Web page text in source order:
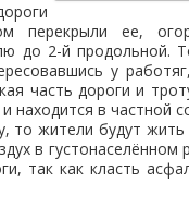
перекрыли ее,
до 2-й продольной.
у
часть дороги и
в частной
то жители будут
в густонаселённом
так как класть